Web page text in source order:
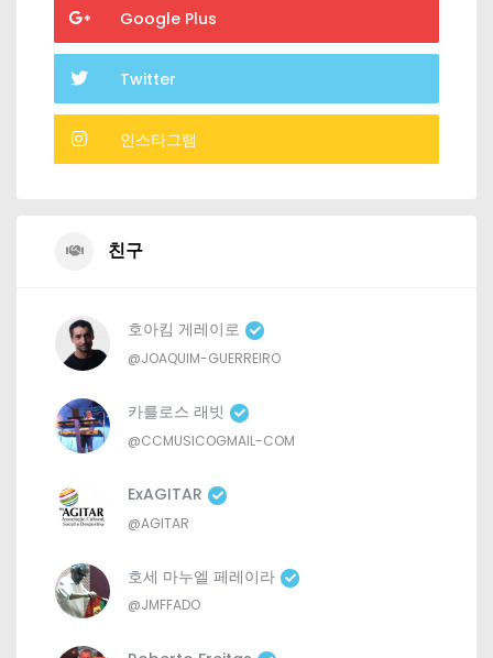
Google Plus
Twitter
인스타그램
친구
호아킴 게레이로
@JOAQUIM-GUERREIRO
카를로스 래빗
@CCMUSICOGMAIL-COM
ExAGITAR
@AGITAR
호세 마누엘 페레이라
@JMFFADO